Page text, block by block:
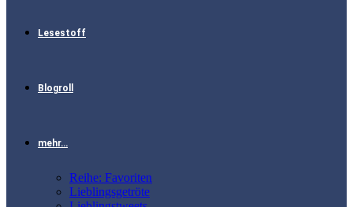
Lesestoff
Blogroll
mehr…
Reihe: Favoriten
Lieblingsgetröte